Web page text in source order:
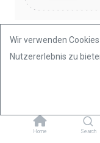
Home Search
Lunar II
2012
Wir verwenden
Nutzererlebnis zu